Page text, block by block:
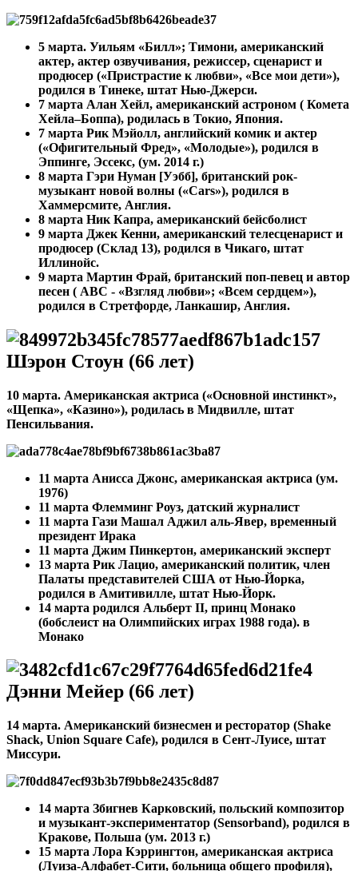
5 марта. Уильям «Билл»; Тимони, американский
актер, актер озвучивания, режиссер, сценарист и
продюсер («Пристрастие к любви», «Все мои дети»),
родился в Тинеке, штат Нью-Джерси.
7 марта Алан Хейл, американский астроном ( Комета
Хейла–Боппа), родилась в Токио, Япония.
7 марта Рик Мэйолл, английский комик и актер
(«Офигительный Фред», «Молодые»), родился в
Эппинге, Эссекс, (ум. 2014 г.)
8 марта Гэри Нуман [Уэбб], британский рок-
музыкант новой волны («Cars»), родился в
Хаммерсмите, Англия.
8 марта Ник Капра, американский бейсболист
9 марта Джек Кенни, американский телесценарист и
продюсер (Склад 13), родился в Чикаго, штат
Иллинойс.
9 марта Мартин Фрай, британский поп-певец и автор
песен ( ABC - «Взгляд любви»; «Всем сердцем»),
родился в Стретфорде, Ланкашир, Англия.
Шэрон Стоун (66 лет)
10 марта. Американская актриса («Основной инстинкт»,
«Щепка», «Казино»), родилась в Мидвилле, штат
Пенсильвания.
11 марта Анисса Джонс, американская актриса (ум.
1976)
11 марта Флемминг Роуз, датский журналист
11 марта Гази Машал Аджил аль-Явер, временный
президент Ирака
11 марта Джим Пинкертон, американский эксперт
13 марта Рик Лацио, американский политик, член
Палаты представителей США от Нью-Йорка,
родился в Амитивилле, штат Нью-Йорк.
14 марта родился Альберт II, принц Монако
(бобслеист на Олимпийских играх 1988 года). в
Монако
Дэнни Мейер (66 лет)
14 марта. Американский бизнесмен и ресторатор (Shake
Shack, Union Square Cafe), родился в Сент-Луисе, штат
Миссури.
14 марта Збигнев Карковский, польский композитор
и музыкант-экспериментатор (Sensorband), родился в
Кракове, Польша (ум. 2013 г.)
15 марта Лора Кэррингтон, американская актриса
(Луиза-Алфабет-Сити, больница общего профиля),